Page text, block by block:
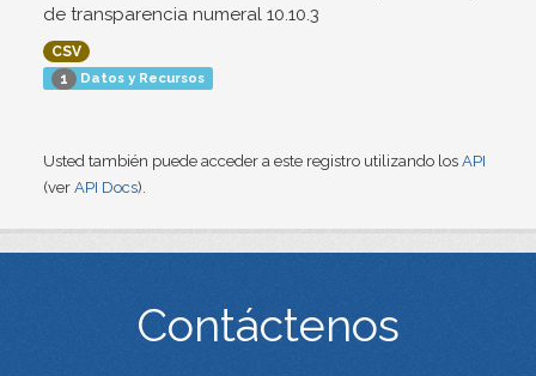
de transparencia numeral 10.10.3
CSV
1 Datos y Recursos
Usted también puede acceder a este registro utilizando los API
(ver API Docs).
Contáctenos